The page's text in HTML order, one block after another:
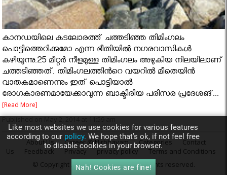
കാനഡയിലെ കടലോരത്ത് ചത്തടിഞ്ഞ തിമിംഗലം
പൊട്ടിത്തെറിക്കുമോ എന്ന ഭീതിയിൽ നഗരവാസികൾ
കഴിയുന്നു.25 മീറ്റർ നീളമുള്ള തിമിംഗലം അഴുകിയ നിലയിലാണ്
ചത്തടിഞ്ഞത്. തിമിംഗലത്തിൻറെ വയറിൽ മീതെയിൻ
വാതകമാണെന്നും ഇത് പൊട്ടിയാൽ
രോഗകാരണമായേക്കാവുന്ന ബാക്ടീരിയ പരിസര പ്രദേശങ്...
[Read More]
Published on May 2, 2014 at 11:59 am
About Us Career @ Nirbhayam Categories
Contact
Us
Feedback Privacy privacy policy
Terms and Conditions
© Copyright 2014Nirbhayam.com . All rights reserved.
Like most websites we use cookies for various features
according to our policy. We hope that’s ok, if not feel free
to disable cookies in your browser.
Nah! Cookies are fine!